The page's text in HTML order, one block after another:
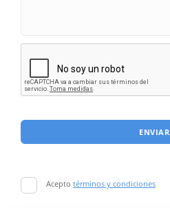
ENVIAR
Acepto términos y condiciones